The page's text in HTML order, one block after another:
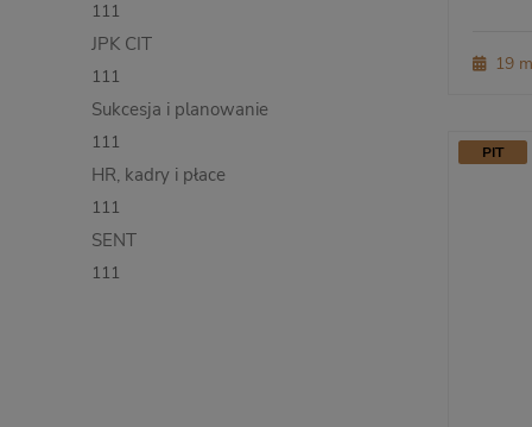
19
PIT
111
JPK CIT
111
Sukcesja i planowanie
111
HR, kadry i płace
111
SENT
111